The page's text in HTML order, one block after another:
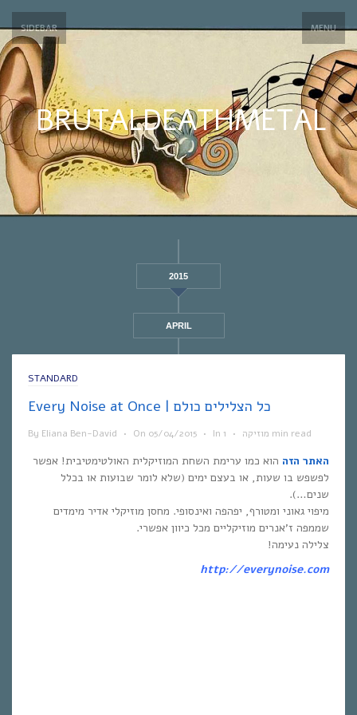
SIDEBAR MENU
BRUTALDEATHMETAL
2015
APRIL
STANDARD
Every Noise at Once | כל הצלילים כולם
By Eliana Ben-David • On 05/04/2015 • In מוזיקה • 1 min read
האתר הזה הוא כמו ערימת השחת המוזיקלית האולטימטיבית! אפשר
לפשפש בו שעות, או בעצם ימים (שלא לומר שבועות או בכלל
שנים…).
מיפוי גאוני ומטורף, יפהפה ואינסופי. מחסן מוזיקלי אדיר מימדים
שממפה ז’אנרים מוזיקליים מכל כיוון אפשרי.
צלילה נעימה!
http://everynoise.com